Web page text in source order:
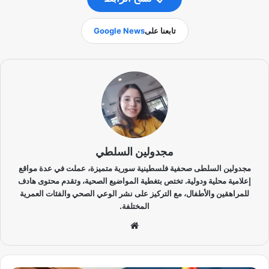
تابعنا علىGoogle News
مجدولين السلطي
مجدولين السلطى صحفية فلسطينية سورية متميزة، عملت في عدة مواقع
إعلامية محلية ودولية. تختص بتغطية المواضيع الصحية، وتقدم محتوى هادف
للمراهقين والأطفال، مع التركيز على نشر الوعي الصحي والفئات العمرية
المختلفة.
الوي